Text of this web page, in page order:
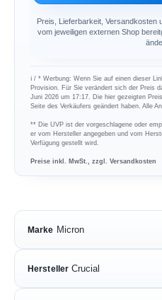
Preis, Lieferbarkeit, Versandkosten
vom jeweiligen externen Shop
ℹ︎ / * Werbung: Wenn Sie auf einen dieser
Provision. Für Sie verändert sich der Preis
Juni 2026 um 17:17. Die hier gezeigten
Seite des Verkäufers geändert haben. Alle
** Die UVP ist der vorgeschlagene oder
er vom Hersteller angegeben und vom
Verfügung gestellt wird.
Preise inkl. MwSt., zzgl. Versandkosten
Marke Micron
Hersteller Crucial